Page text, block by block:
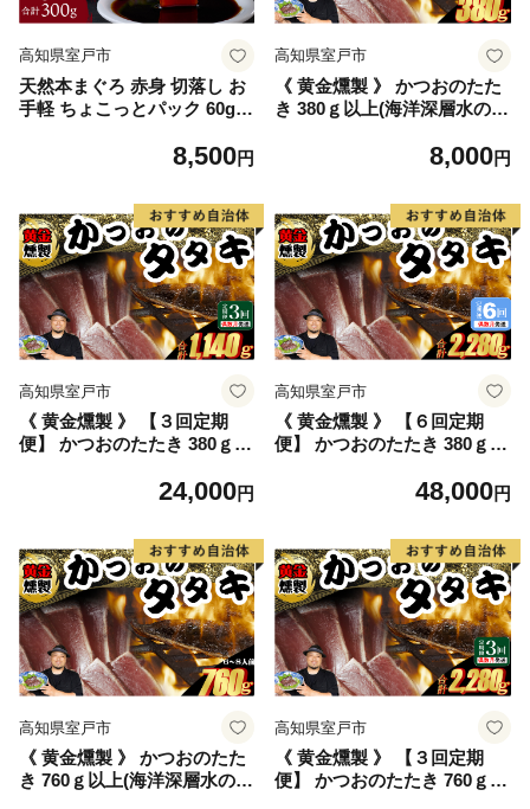
高知県室戸市
天然本まぐろ 赤身 切落し お
手軽 ちょこっとパック 60g×
イズ 切り落とし お刺身 魚介
単調理 惣菜 訳あり 規格外 不
揃い 冷凍
8,500円
高知県室戸市
《 黄金燻製 》 かつおのたた
き 380ｇ以上(海洋深層水の塩
め合わせ 高知 真空 小分け 個
用 訳あり わら焼き 海鮮 冷凍
高知県 室戸
8,000円
高知県室戸市
《 黄金燻製 》 【３回定期
便】 かつおのたたき 380ｇ以
きめ１節） 惣菜 詰め合わせ
鰹のタタキ 刺身 家庭用 訳あ
り わら焼き 海鮮 冷凍 高知県
室戸 偶数 隔月 定期便
24,000円
高知県室戸市
《 黄金燻製 》 【６回定期
便】 かつおのたたき 380ｇ以
きめ１節） 惣菜 詰め合わせ
鰹のタタキ 刺身 家庭用 訳あ
り わら焼き 海鮮 冷凍 高知県
室戸 偶数 隔月 定期便
48,000円
高知県室戸市
《 黄金燻製 》 かつおのたた
き 760ｇ以上(海洋深層水の塩
高知県室戸市
《 黄金燻製 》 【３回定期
便】 かつおのたたき 760ｇ以